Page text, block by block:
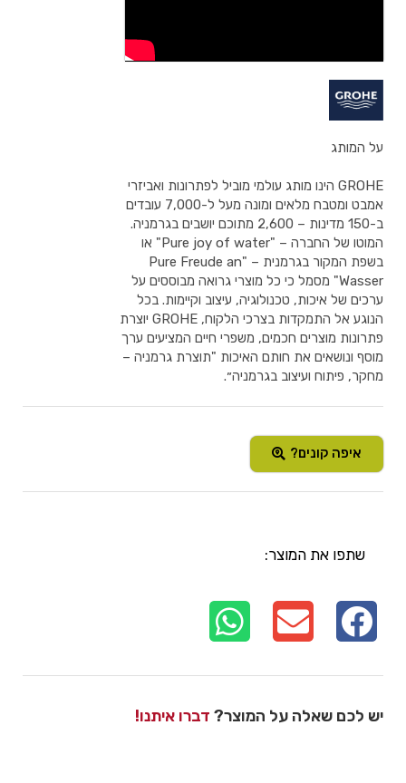
על המותג
GROHE הינו מותג עולמי מוביל לפתרונות ואביזרי
אמבט ומטבח מלאים ומונה מעל ל-7,000 עובדים
ב-150 מדינות – 2,600 מתוכם יושבים בגרמניה.
המוטו של החברה – "Pure joy of water" או
בשפת המקור בגרמנית – "Pure Freude an
Wasser" מסמל כי כל מוצרי גרואה מבוססים על
ערכים של איכות, טכנולוגיה, עיצוב וקיימות. בכל
הנוגע אל התמקדות בצרכי הלקוח, GROHE יוצרת
פתרונות מוצרים חכמים, משפרי חיים המציעים ערך
מוסף ונושאים את חותם האיכות "תוצרת גרמניה –
מחקר, פיתוח ועיצוב בגרמניה״.
איפה קונים?
שתפו את המוצר:
יש לכם שאלה על המוצר? דברו איתנו!